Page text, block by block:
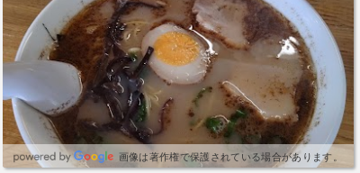
画像は著作権で保護されている場合があります。